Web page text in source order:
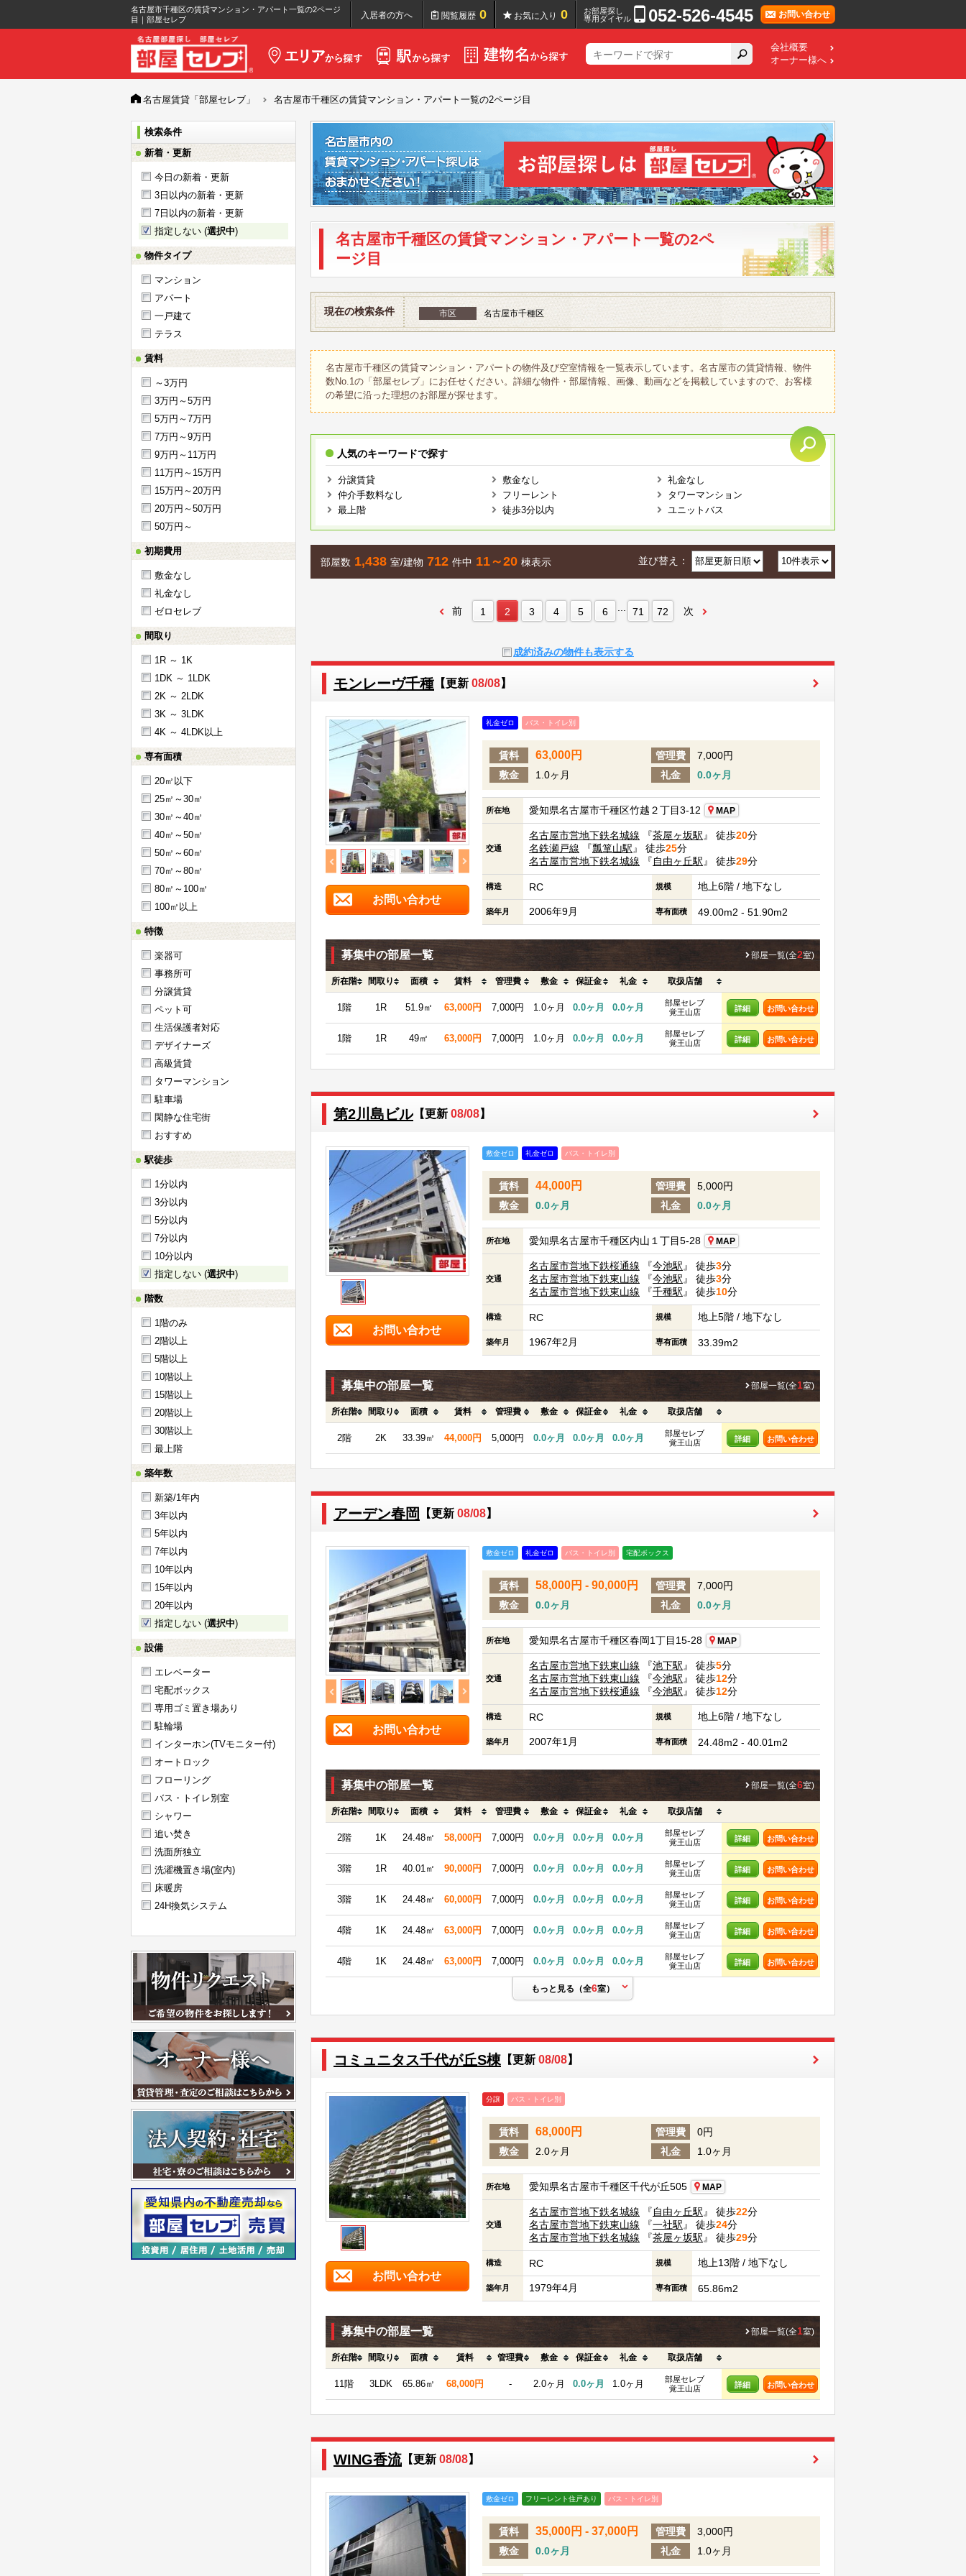
名古屋市千種区の賃貸マンション・アパート一覧の2ページ
目｜部屋セレブ
入居者の方へ 閲覧履歴 0 お気に入り 0
お部屋探し
専用ダイヤル
052-526-4545 お問い合わせ
会社概要
オーナー様へ
名古屋賃貸「部屋セレブ」 名古屋市千種区の賃貸マンション・アパート一覧の2ページ目
検索条件
新着・更新
今日の新着・更新
3日以内の新着・更新
7日以内の新着・更新
指定しない (選択中)
物件タイプ
マンション
アパート
一戸建て
テラス
賃料
～3万円
3万円～5万円
5万円～7万円
7万円～9万円
9万円～11万円
11万円～15万円
15万円～20万円
20万円～50万円
50万円～
初期費用
敷金なし
礼金なし
ゼロセレブ
間取り
1R ～ 1K
1DK ～ 1LDK
2K ～ 2LDK
3K ～ 3LDK
4K ～ 4LDK以上
専有面積
20㎡以下
25㎡～30㎡
30㎡～40㎡
40㎡～50㎡
50㎡～60㎡
70㎡～80㎡
80㎡～100㎡
100㎡以上
特徴
楽器可
事務所可
分譲賃貸
ペット可
生活保護者対応
デザイナーズ
高級賃貸
タワーマンション
駐車場
閑静な住宅街
おすすめ
駅徒歩
1分以内
3分以内
5分以内
7分以内
10分以内
指定しない (選択中)
階数
1階のみ
2階以上
5階以上
10階以上
15階以上
20階以上
30階以上
最上階
築年数
新築/1年内
3年以内
5年以内
7年以内
10年以内
15年以内
20年以内
指定しない (選択中)
設備
エレベーター
宅配ボックス
専用ゴミ置き場あり
駐輪場
インターホン(TVモニター付)
オートロック
フローリング
バス・トイレ別室
シャワー
追い焚き
洗面所独立
洗濯機置き場(室内)
床暖房
24H換気システム
名古屋市千種区の賃貸マンション・アパート一覧の2ペ
ージ目
現在の検索条件 市区 名古屋市千種区
名古屋市千種区の賃貸マンション・アパートの物件及び空室情報を一覧表示しています。名古屋市の賃貸情報、物件
数No.1の「部屋セレブ」にお任せください。詳細な物件・部屋情報、画像、動画などを掲載していますので、お客様
の希望に沿った理想のお部屋が探せます。
人気のキーワードで探す
分譲賃貸 敷金なし
礼金なし
仲介手数料なし
フリーレント
タワーマンション
最上階
徒歩3分以内 ユニットバス
部屋数 1,438 室/建物 712 件中 11～20 棟表示 並び替え：
前 1 2 3 4 5 6 71 72 次
成約済みの物件も表示する
モンレーヴ千種 【更新 08/08】
お問い合わせ
礼金ゼロ バス・トイレ別
賃料 63,000円 管理費
7,000円
敷金
1.0ヶ月 礼金 0.0ヶ月
所在地 愛知県名古屋市千種区竹越２丁目3-12 MAP
交通
名古屋市営地下鉄名城線 『茶屋ヶ坂駅 』 徒歩20分
名鉄瀬戸線 『瓢箪山駅 』 徒歩25分
名古屋市営地下鉄名城線 『自由ヶ丘駅 』 徒歩29分
構造 RC 規模 地上6階 / 地下なし
築年月 2006年9月 専有面積 49.00m2 - 51.90m2
募集中の部屋一覧 部屋一覧(全2室)
所在階 間取り 面積 賃料 管理費 敷金 保証金 礼金 取扱店舗
1階 1R 51.9㎡ 63,000円 7,000円 1.0ヶ月 0.0ヶ月 0.0ヶ月
部屋セレブ
覚王山店
詳細 お問い合わせ
1階 1R 49㎡ 63,000円 7,000円 1.0ヶ月 0.0ヶ月 0.0ヶ月
部屋セレブ
覚王山店
詳細 お問い合わせ
第2川島ビル 【更新 08/08】
お問い合わせ
敷金ゼロ 礼金ゼロ バス・トイレ別
賃料 44,000円 管理費
5,000円
敷金
0.0ヶ月 礼金 0.0ヶ月
所在地 愛知県名古屋市千種区内山１丁目5-28 MAP
交通
名古屋市営地下鉄桜通線 『今池駅 』 徒歩3分
名古屋市営地下鉄東山線 『今池駅 』 徒歩3分
名古屋市営地下鉄東山線 『千種駅 』 徒歩10分
構造 RC 規模 地上5階 / 地下なし
築年月 1967年2月 専有面積 33.39m2
募集中の部屋一覧 部屋一覧(全1室)
所在階 間取り 面積 賃料 管理費 敷金 保証金 礼金 取扱店舗
2階 2K 33.39㎡ 44,000円 5,000円 0.0ヶ月 0.0ヶ月 0.0ヶ月
部屋セレブ
覚王山店
詳細 お問い合わせ
アーデン春岡 【更新 08/08】
お問い合わせ
敷金ゼロ 礼金ゼロ バス・トイレ別 宅配ボックス
賃料 58,000円 - 90,000円 管理費
7,000円
敷金
0.0ヶ月 礼金 0.0ヶ月
所在地 愛知県名古屋市千種区春岡1丁目15-28 MAP
交通
名古屋市営地下鉄東山線 『池下駅 』 徒歩5分
名古屋市営地下鉄東山線 『今池駅 』 徒歩12分
名古屋市営地下鉄桜通線 『今池駅 』 徒歩12分
構造 RC 規模 地上6階 / 地下なし
築年月 2007年1月 専有面積 24.48m2 - 40.01m2
募集中の部屋一覧 部屋一覧(全6室)
所在階 間取り 面積 賃料 管理費 敷金 保証金 礼金 取扱店舗
2階 1K 24.48㎡ 58,000円 7,000円 0.0ヶ月 0.0ヶ月 0.0ヶ月
部屋セレブ
覚王山店
詳細 お問い合わせ
3階 1R 40.01㎡ 90,000円 7,000円 0.0ヶ月 0.0ヶ月 0.0ヶ月
部屋セレブ
覚王山店
詳細 お問い合わせ
3階 1K 24.48㎡ 60,000円 7,000円 0.0ヶ月 0.0ヶ月 0.0ヶ月
部屋セレブ
覚王山店
詳細 お問い合わせ
4階 1K 24.48㎡ 63,000円 7,000円 0.0ヶ月 0.0ヶ月 0.0ヶ月
部屋セレブ
覚王山店
詳細 お問い合わせ
4階 1K 24.48㎡ 63,000円 7,000円 0.0ヶ月 0.0ヶ月 0.0ヶ月
部屋セレブ
覚王山店
詳細 お問い合わせ
もっと見る（全6室）
コミュニタス千代が丘S棟 【更新 08/08】
お問い合わせ
分譲 バス・トイレ別
賃料 68,000円 管理費
0円
敷金
2.0ヶ月 礼金 1.0ヶ月
所在地 愛知県名古屋市千種区千代が丘505 MAP
交通
名古屋市営地下鉄名城線 『自由ヶ丘駅 』 徒歩22分
名古屋市営地下鉄東山線 『一社駅 』 徒歩24分
名古屋市営地下鉄名城線 『茶屋ヶ坂駅 』 徒歩29分
構造 RC 規模 地上13階 / 地下なし
築年月 1979年4月 専有面積 65.86m2
募集中の部屋一覧 部屋一覧(全1室)
所在階 間取り 面積 賃料 管理費 敷金 保証金 礼金 取扱店舗
11階 3LDK 65.86㎡ 68,000円 - 2.0ヶ月 0.0ヶ月 1.0ヶ月
部屋セレブ
覚王山店
詳細 お問い合わせ
WING香流 【更新 08/08】
敷金ゼロ フリーレント住戸あり バス・トイレ別
賃料 35,000円 - 37,000円 管理費
3,000円
敷金
0.0ヶ月 礼金 1.0ヶ月